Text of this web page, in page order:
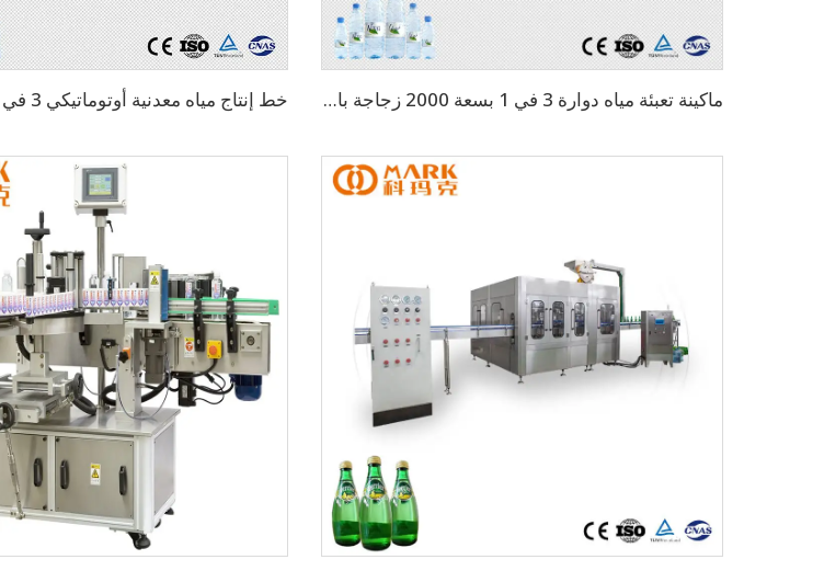
ماكينة تعبئة مياه دوارة 3 في 1 بسعة 2000 زجاجة بالساعة (CGF8-8-3)